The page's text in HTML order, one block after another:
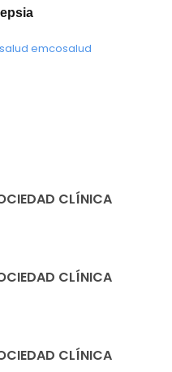
emcosalud
CLÍNICA
CLÍNICA
CLÍNICA